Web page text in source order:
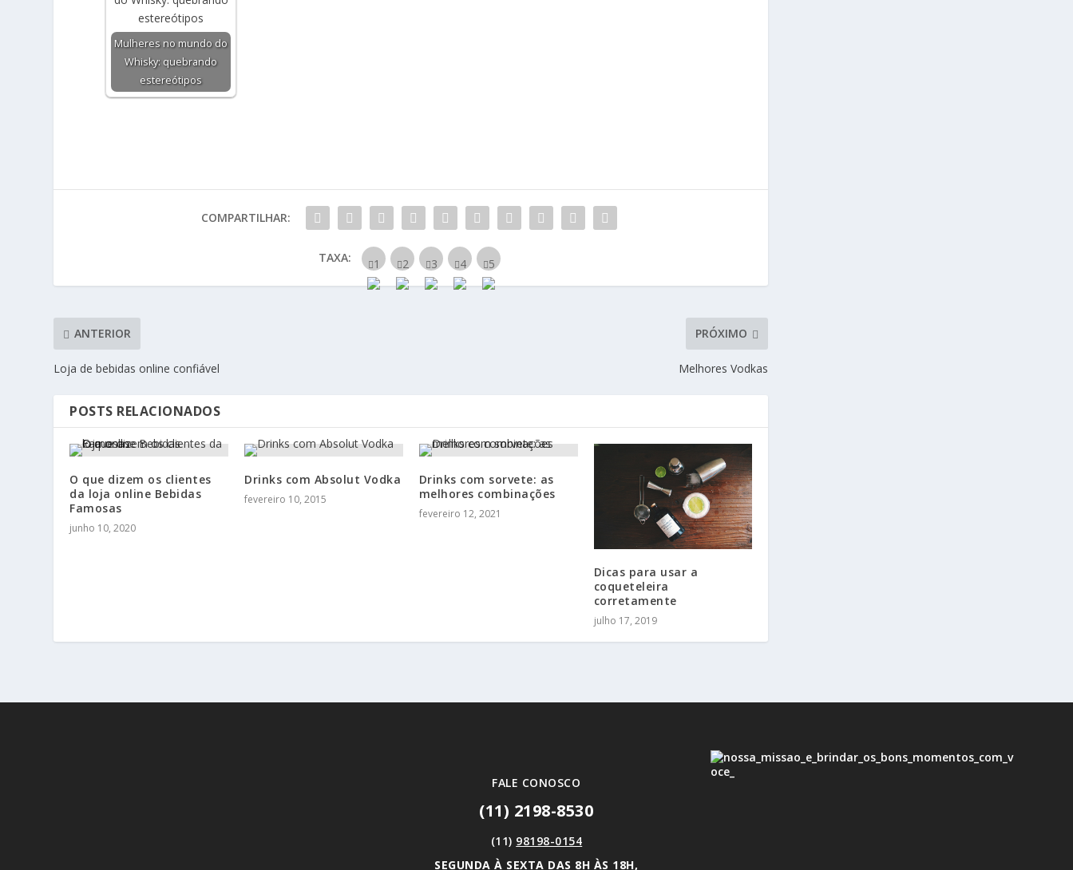
Mulheres no mundo do
Whisky: quebrando
estereótipos
COMPARTILHAR:
TAXA:
ANTERIOR
Loja de bebidas online confiável
PRÓXIMO
Melhores Vodkas
POSTS RELACIONADOS
O que dizem os clientes
da loja online Bebidas
Famosas
junho 10, 2020
Drinks com Absolut Vodka
fevereiro 10, 2015
Drinks com sorvete: as
melhores combinações
fevereiro 12, 2021
Dicas para usar a
coqueteleira
corretamente
julho 17, 2019
FALE CONOSCO
(11) 2198-8530
(11) 98198-0154
SEGUNDA À SEXTA DAS 8H ÀS 18H,